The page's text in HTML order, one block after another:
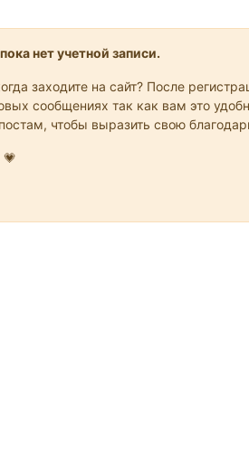
нет учетной записи.
заходите на сайт? После
сообщениях так как вам это
чтобы выразить свою